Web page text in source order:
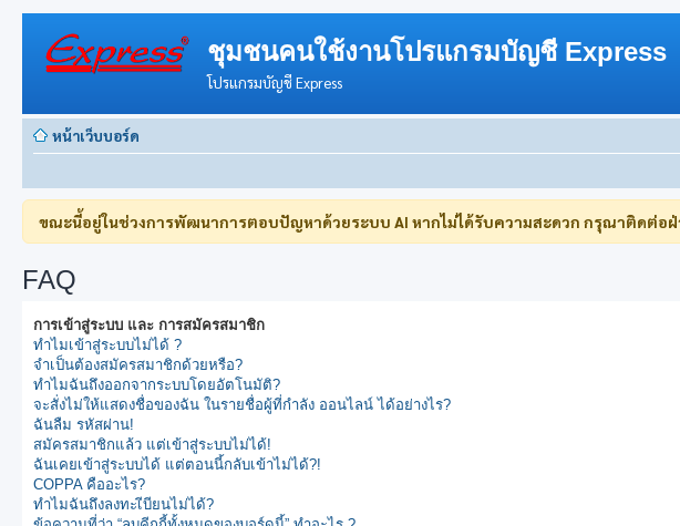
ชุมชนคนใช้งานโปรแกรมบัญชี Express
โปรแกรมบัญชี Express
หน้าเว็บบอร์ด
ขณะนี้อยู่ในช่วงการพัฒนาการตอบปัญหาด้วยระบบ AI หากไม่ได้รับความสะดวก กรุณาติดต่อฝ่
FAQ
การเข้าสู่ระบบ และ การสมัครสมาชิก
ทำไมเข้าสู่ระบบไม่ได้ ?
จำเป็นต้องสมัครสมาชิกด้วยหรือ?
ทำไมฉันถึงออกจากระบบโดยอัตโนมัติ?
จะสั่งไม่ให้แสดงชื่อของฉัน ในรายชื่อผู้ที่กำลัง ออนไลน์ ได้อย่างไร?
ฉันลืม รหัสผ่าน!
สมัครสมาชิกแล้ว แต่เข้าสู่ระบบไม่ได้!
ฉันเคยเข้าสู่ระบบได้ แต่ตอนนี้กลับเข้าไม่ได้?!
COPPA คืออะไร?
ทำไมฉันถึงลงทะเีบียนไม่ได้?